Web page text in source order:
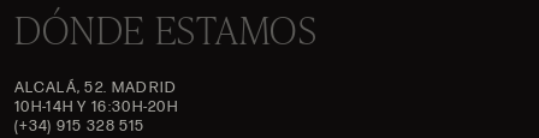
DÓNDE ESTAMOS
ALCALÁ, 52. MADRID
10H-14H Y 16:30H-20H
(+34) 915 328 515